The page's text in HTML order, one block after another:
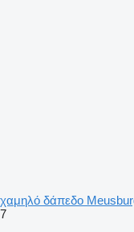
χαμηλό δάπεδο
7